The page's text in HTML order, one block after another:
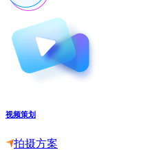
视频策划
拍摄方案